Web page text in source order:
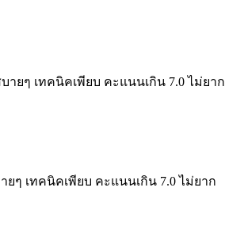
ยๆ เทคนิคเพียบ คะแนนเกิน 7.0 ไม่ยาก
ๆ เทคนิคเพียบ คะแนนเกิน 7.0 ไม่ยาก